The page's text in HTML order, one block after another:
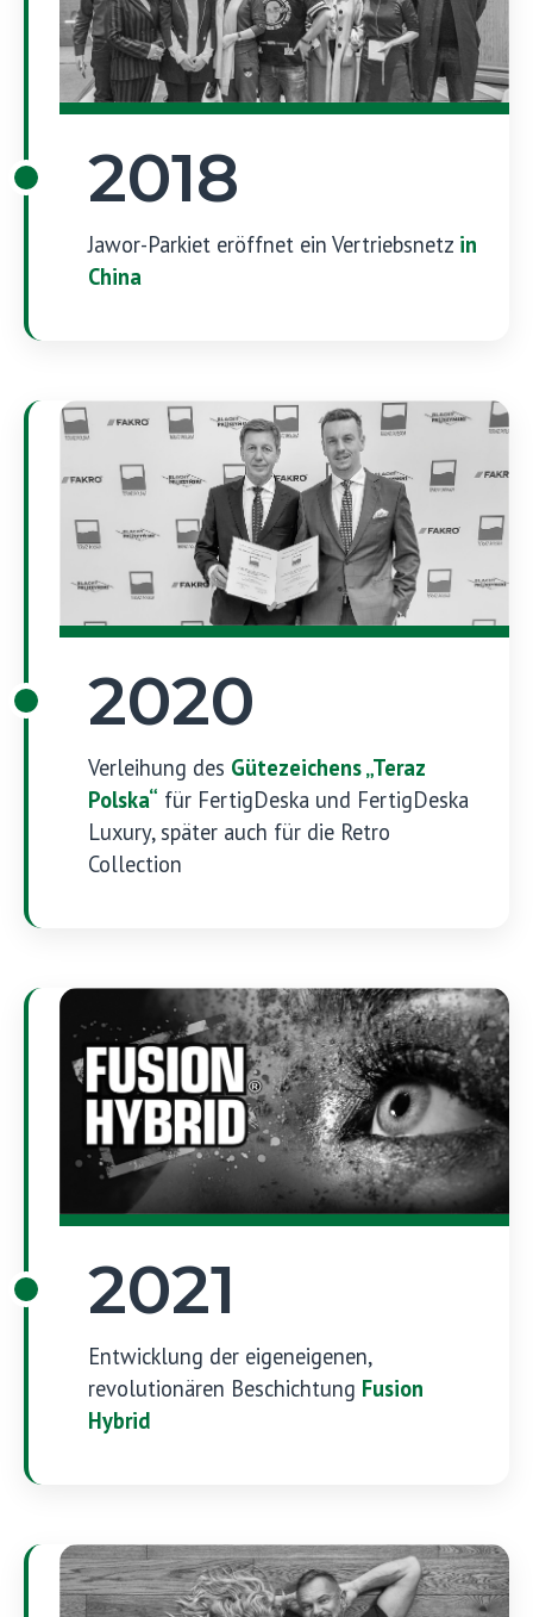
2018
Jawor-Parkiet eröffnet ein Vertriebsnetz in
China
2020
Verleihung des Gütezeichens „Teraz
Polska“ für FertigDeska und FertigDeska
Luxury, später auch für die Retro
Collection
2021
Entwicklung der eigeneigenen,
revolutionären Beschichtung Fusion
Hybrid